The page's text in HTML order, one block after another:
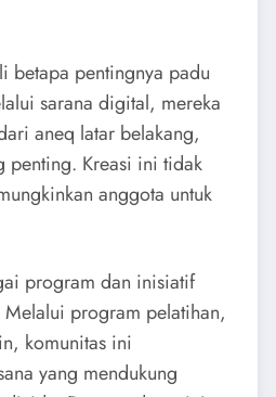
betapa pentingnya padu
sarana digital, mereka
aneq latar belakang,
penting. Kreasi ini tidak
anggota untuk
program dan inisiatif
program pelatihan,
komunitas ini
yang mendukung